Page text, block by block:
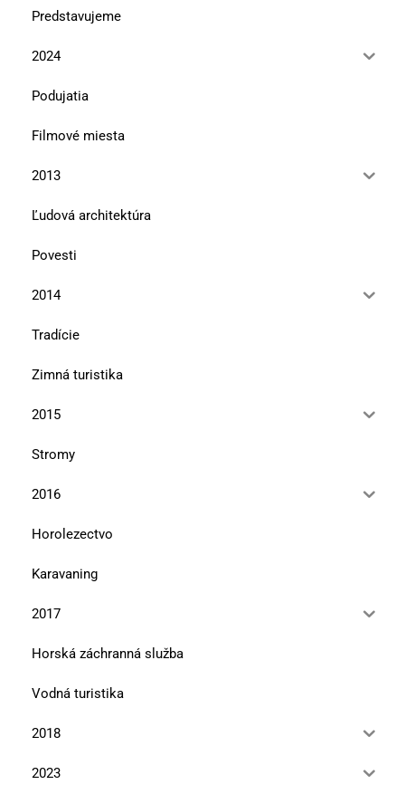
Predstavujeme
2024
Podujatia
Filmové miesta
2013
Ľudová architektúra
Povesti
2014
Tradície
Zimná turistika
2015
Stromy
2016
Horolezectvo
Karavaning
2017
Horská záchranná služba
Vodná turistika
2018
2023